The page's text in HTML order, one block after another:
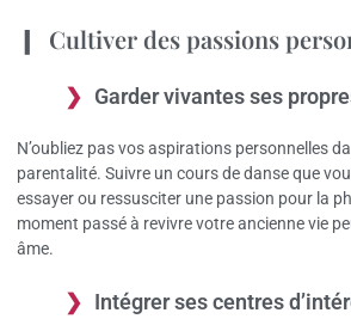
Cultiver des passions
Garder vivantes ses
N’oubliez pas vos aspirations personnelles
parentalité. Suivre un cours de danse que
essayer ou ressusciter une passion pour la
moment passé à revivre votre ancienne vie
âme.
Intégrer ses centres